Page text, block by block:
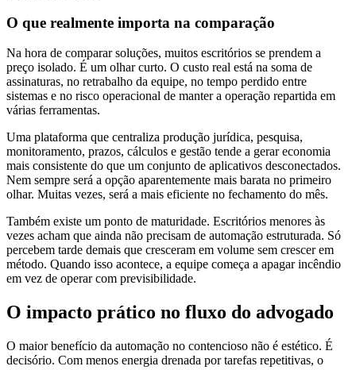
O que realmente importa na comparação
Na hora de comparar soluções, muitos escritórios se prendem a
preço isolado. É um olhar curto. O custo real está na soma de
assinaturas, no retrabalho da equipe, no tempo perdido entre
sistemas e no risco operacional de manter a operação repartida em
várias ferramentas.
Uma plataforma que centraliza produção jurídica, pesquisa,
monitoramento, prazos, cálculos e gestão tende a gerar economia
mais consistente do que um conjunto de aplicativos desconectados.
Nem sempre será a opção aparentemente mais barata no primeiro
olhar. Muitas vezes, será a mais eficiente no fechamento do mês.
Também existe um ponto de maturidade. Escritórios menores às
vezes acham que ainda não precisam de automação estruturada. Só
percebem tarde demais que cresceram em volume sem crescer em
método. Quando isso acontece, a equipe começa a apagar incêndio
em vez de operar com previsibilidade.
O impacto prático no fluxo do advogado
O maior benefício da automação no contencioso não é estético. É
decisório. Com menos energia drenada por tarefas repetitivas, o